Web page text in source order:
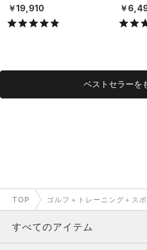
X）
￥19,910
（ライ
￥
ベストセラーを
TOP ゴルフ＋トレーニング＋ス
すべてのアイテム